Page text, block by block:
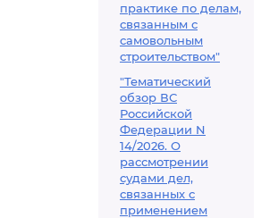
практике по делам,
связанным с
самовольным
строительством"
"Тематический
обзор ВС
Российской
Федерации N
14/2026. О
рассмотрении
судами дел,
связанных с
применением